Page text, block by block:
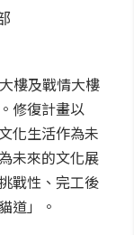
樓及戰情大樓
修復計畫以
化生活作為未
未來的文化展
戰性、完工後
道」。